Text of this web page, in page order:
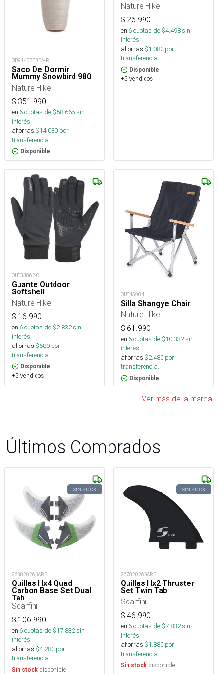
ODR140308BA-R
Saco De Dormir
Mummy Snowbird 980
Nature Hike
$ 351.990
en 6cuotas de $58.665sin
interés
ahorras $14.080 por
transferencia.
Disponible
Nature Hike
$ 26.990
en 6cuotas de $4.498sin
interés
ahorras $1.080 por
transferencia.
Disponible
+5 Vendidos
OUT33862-C
Guante Outdoor
Softshell
Nature Hike
$ 16.990
en 6cuotas de $2.832sin
interés
ahorras $680 por
transferencia.
Disponible
+5 Vendidos
OUT45904
Silla Shangye Chair
Nature Hike
$ 61.990
en 6cuotas de $10.332sin
interés
ahorras $2.480 por
transferencia.
Disponible
Ver más de la marca
Últimos Comprados
SIN STOCK
26882026BARB
Quillas Hx4 Quad
Carbon Base Set Dual
Tab
Scarfini
$ 106.990
en 6cuotas de $17.832sin
interés
ahorras $4.280 por
transferencia.
Sin stock disponible
SIN STOCK
26782026BARB
Quillas Hx2 Thruster
Set Twin Tab
Scarfini
$ 46.990
en 6cuotas de $7.832sin
interés
ahorras $1.880 por
transferencia.
Sin stock disponible